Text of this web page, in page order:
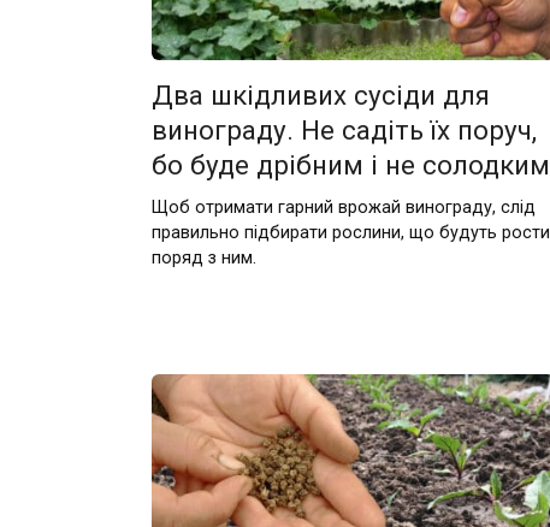
Два шкідливих сусіди для
винограду. Не садіть їх поруч,
бо буде дрібним і не солодким
Щоб отримати гарний врожай винограду, слід
правильно підбирати рослини, що будуть рости
поряд з ним.